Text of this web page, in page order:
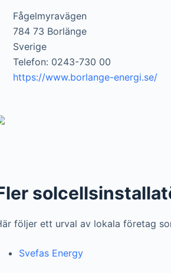
Fågelmyravägen
784 73 Borlänge
Sverige
Telefon: 0243-730 00
https://www.borlange-energi.se/
följer ett urval av lokala företag
Svefas Energy